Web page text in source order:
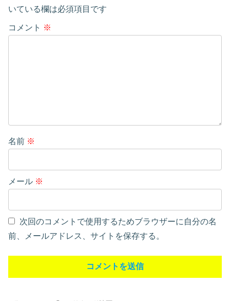
いている欄は必須項目です
コメント ※
名前 ※
メール ※
次回のコメントで使用するためブラウザーに自分の名
前、メールアドレス、サイトを保存する。